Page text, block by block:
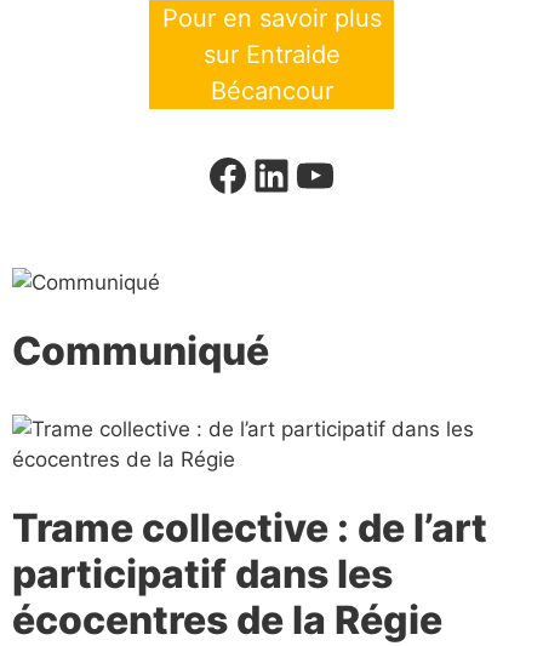
Pour en savoir plus
sur Entraide
Bécancour
Communiqué
Trame collective : de l’art
participatif dans les
écocentres de la Régie